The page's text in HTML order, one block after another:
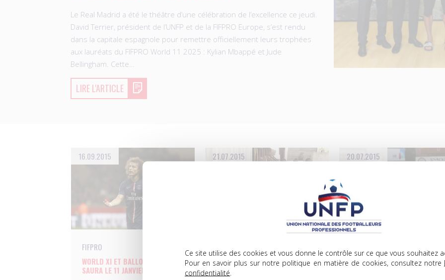
Ce site utilise des cookies et vous donne le contrôle sur ce que vous souhaitez
Pour en savoir plus sur notre politique en matière de cookies, consultez notre
confidentialité
Le Real Madrid a été le théâtre d’une célébration de l’excellence ce jeudi.
David Terrier, président de l’UNFP et de la FIFPRO Europe, s’est rendu
dans la capitale espagnole pour remettre officiellement leurs trophées
aux lauréats du FIFPRO World 11 2025 : Kylian Mbappé et Jude
Bellingham. Cette…
LIRE L'ARTICLE
16.09.2015
FIFPRO
WORLD XI ET BALLON D’OR: ON
SAURA LE 11 JANVIER…
21.07.2015
LAOS: POUR LA LIBÉRATION DES
JEUNES AFRICAINS!
20.07.2015
JIRI JAROSIK, LE BON